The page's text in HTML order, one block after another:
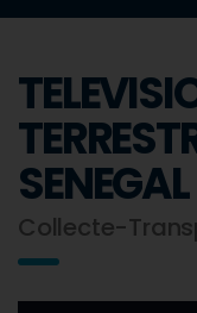
SENEGAL
Collecte-